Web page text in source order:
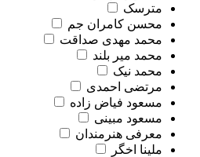
مترسک
محسن کامران جم
محمد مهدی صداقت
محمد میر بلند
محمد نیک
مرتضی احمدی
مسعود فیاض زاده
مسعود مبینی
معرفی هنرمندان
ملینا اخگر